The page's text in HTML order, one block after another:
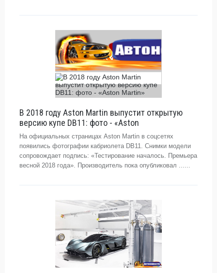
В 2018 году Aston Martin выпустит открытую
версию купе DB11: фото - «Aston
На официальных страницах Aston Martin в соцсетях
появились фотографии кабриолета DB11. Снимки модели
сопровождает подпись: «Тестирование началось. Премьера
весной 2018 года». Производитель пока опубликовал ......